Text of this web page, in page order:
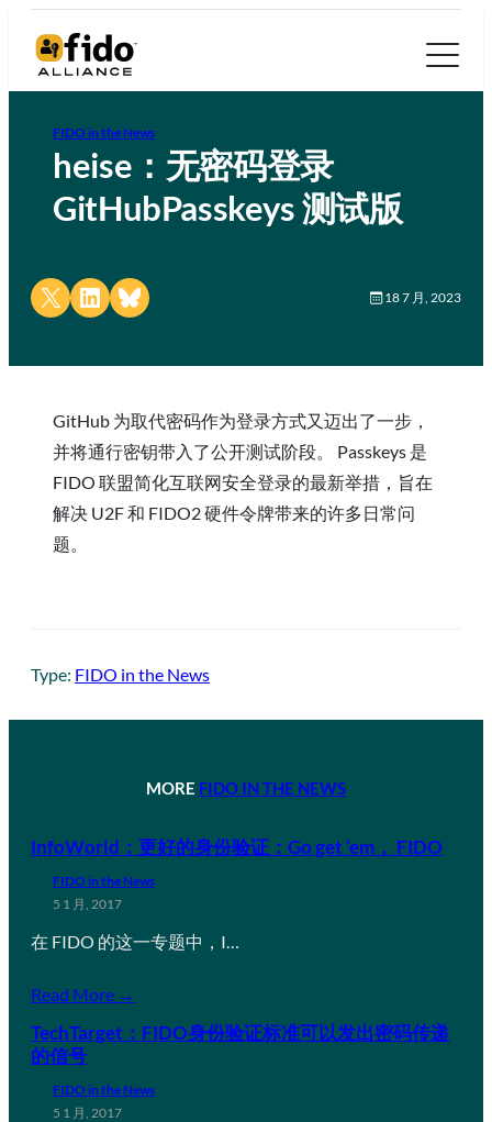
FIDO in the News
heise：无密码登录
GitHubPasskeys 测试版
Share on X Share on LinkedIn
Share on Bluesky 18 7 月, 2023
GitHub 为取代密码作为登录方式又迈出了一步，
并将通行密钥带入了公开测试阶段。 Passkeys 是
FIDO 联盟简化互联网安全登录的最新举措，旨在
解决 U2F 和 FIDO2 硬件令牌带来的许多日常问
题。
Type: FIDO in the News
MORE FIDO IN THE NEWS
InfoWorld：更好的身份验证：Go get ’em， FIDO
FIDO in the News
5 1 月, 2017
在 FIDO 的这一专题中，I…
Read More →
TechTarget：FIDO身份验证标准可以发出密码传递
的信号
FIDO in the News
5 1 月, 2017